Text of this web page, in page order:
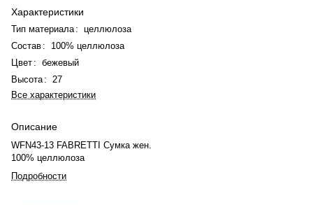
Характеристики
Тип материала : целлюлоза
Состав :
100% целлюлоза
Цвет : бежевый
Высота : 27
Все характеристики
Описание
WFN43-13 FABRETTI Сумка жен.
100% целлюлоза
Подробности